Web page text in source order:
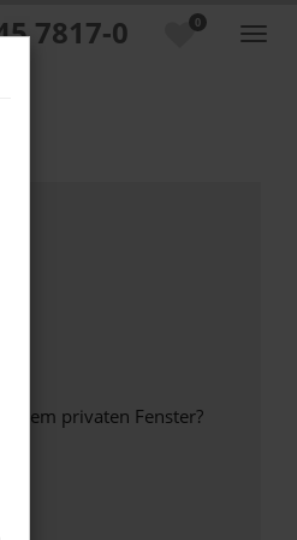
0
7817-0
privaten Fenster?